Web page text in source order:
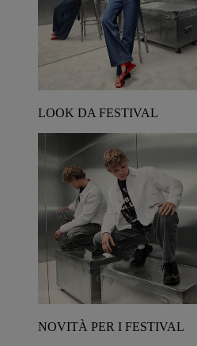
LOOK DA FESTIVAL
NOVITÀ PER I FESTIVAL